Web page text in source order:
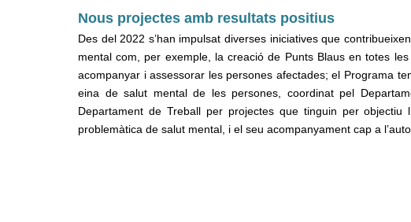
Nous projectes amb resultats positius
Des del 2022 s’han impulsat diverses iniciatives que
mental com, per exemple, la creació de Punts Blaus en totes
acompanyar i assessorar les persones afectades; el Programa
eina de salut mental de les persones, coordinat pel
Departament de Treball per projectes que tinguin per
problemàtica de salut mental, i el seu acompanyament cap a